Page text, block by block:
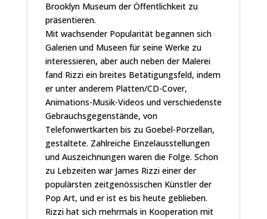
Brooklyn Museum der Öffentlichkeit zu
präsentieren.
Mit wachsender Popularität begannen sich
Galerien und Museen für seine Werke zu
interessieren, aber auch neben der Malerei
fand Rizzi ein breites Betätigungsfeld, indem
er unter anderem Platten/CD-Cover,
Animations-Musik-Videos und verschiedenste
Gebrauchsgegenstände, von
Telefonwertkarten bis zu Goebel-Porzellan,
gestaltete. Zahlreiche Einzelausstellungen
und Auszeichnungen waren die Folge. Schon
zu Lebzeiten war James Rizzi einer der
populärsten zeitgenössischen Künstler der
Pop Art, und er ist es bis heute geblieben.
Rizzi hat sich mehrmals in Kooperation mit